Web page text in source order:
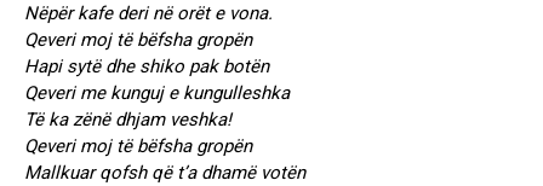
Nëpër kafe deri në orët e vona.
Qeveri moj të bëfsha gropën
Hapi sytë dhe shiko pak botën
Qeveri me kunguj e kungulleshka
Të ka zënë dhjam veshka!
Qeveri moj të bëfsha gropën
Mallkuar qofsh që t’a dhamë votën